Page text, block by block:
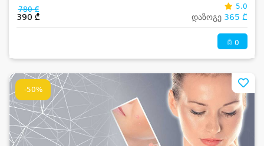
780 ₾
390 ₾
5.0
დაზოგე 365 ₾
0
-50%